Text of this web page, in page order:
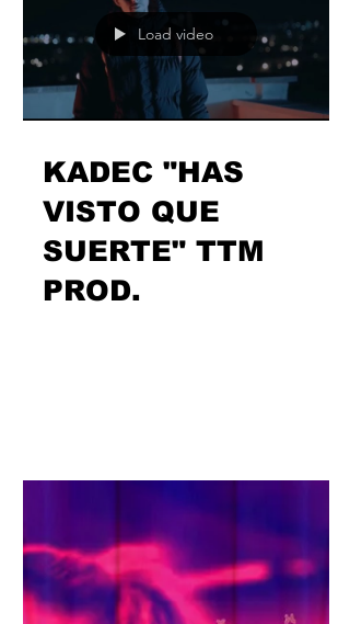
que con cada oportunidad...
Load video
KADEC "HAS
ciudades españolas, @kadec291
prosigue liberando singles con...